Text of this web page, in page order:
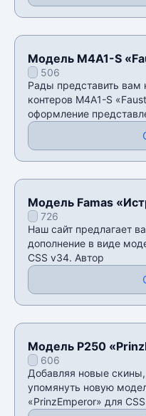
Модель M4A1-S
506
Рады представить вам
контеров M4A1-S
оформление
Модель Famas
726
Наш сайт предлагает
дополнение в виде
CSS v34. Автор
Модель P250
606
Добавляя новые
упомянуть новую
«PrinzEmperor» для